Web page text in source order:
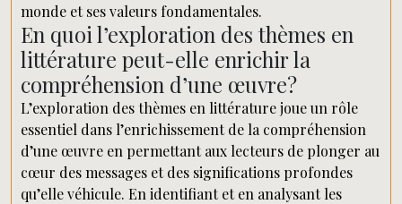
monde et ses valeurs fondamentales.
En quoi l’exploration des thèmes en
littérature peut-elle enrichir la
compréhension d’une œuvre?
L’exploration des thèmes en littérature joue un rôle
essentiel dans l’enrichissement de la compréhension
d’une œuvre en permettant aux lecteurs de plonger au
cœur des messages et des significations profondes
qu’elle véhicule. En identifiant et en analysant les